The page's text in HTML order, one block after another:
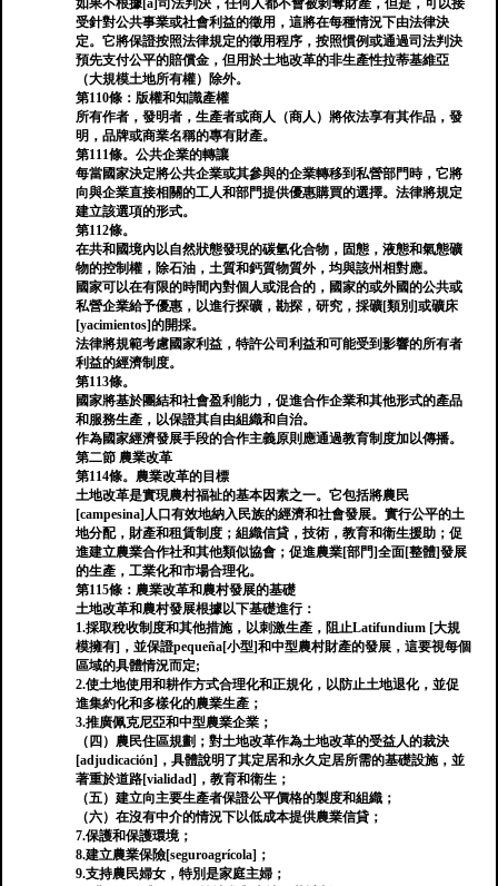
如果不根據[a]司法判決，任何人都不會被剝奪財產，但是，可以接
受針對公共事業或社會利益的徵用，這將在每種情況下由法律決
定。它將保證按照法律規定的徵用程序，按照慣例或通過司法判決
預先支付公平的賠償金，但用於土地改革的非生產性拉蒂基維亞
（大規模土地所有權）除外。
第110條：版權和知識產權
所有作者，發明者，生產者或商人（商人）將依法享有其作品，發
明，品牌或商業名稱的專有財產。
第111條。公共企業的轉讓
每當國家決定將公共企業或其參與的企業轉移到私營部門時，它將
向與企業直接相關的工人和部門提供優惠購買的選擇。法律將規定
建立該選項的形式。
第112條。
在共和國境內以自然狀態發現的碳氫化合物，固態，液態和氣態礦
物的控制權，除石油，土質和鈣質物質外，均與該州相對應。
國家可以在有限的時間內對個人或混合的，國家的或外國的公共或
私營企業給予優惠，以進行探礦，勘探，研究，採礦[類別]或礦床
[yacimientos]的開採。
法律將規範考慮國家利益，特許公司利益和可能受到影響的所有者
利益的經濟制度。
第113條。
國家將基於團結和社會盈利能力，促進合作企業和其他形式的產品
和服務生產，以保證其自由組織和自治。
作為國家經濟發展手段的合作主義原則應通過教育制度加以傳播。
第二節 農業改革
第114條。農業改革的目標
土地改革是實現農村福祉的基本因素之一。它包括將農民
[campesina]人口有效地納入民族的經濟和社會發展。實行公平的土
地分配，財產和租賃制度；組織信貸，技術，教育和衛生援助；促
進建立農業合作社和其他類似協會；促進農業[部門]全面[整體]發展
的生產，工業化和市場合理化。
第115條：農業改革和農村發展的基礎
土地改革和農村發展根據以下基礎進行：
1.採取稅收制度和其他措施，以刺激生產，阻止Latifundium [大規
模擁有]，並保證pequeña[小型]和中型農村財產的發展，這要視每個
區域的具體情況而定;
2.使土地使用和耕作方式合理化和正規化，以防止土地退化，並促
進集約化和多樣化的農業生產；
3.推廣佩克尼亞和中型農業企業；
（四）農民住區規劃；對土地改革作為土地改革的受益人的裁決
[adjudicación]，具體說明了其定居和永久定居所需的基礎設施，並
著重於道路[vialidad]，教育和衛生；
（五）建立向主要生產者保證公平價格的製度和組織；
（六）在沒有中介的情況下以低成本提供農業信貸；
7.保護和保護環境；
8.建立農業保險[seguroagrícola]；
9.支持農民婦女，特別是家庭主婦；